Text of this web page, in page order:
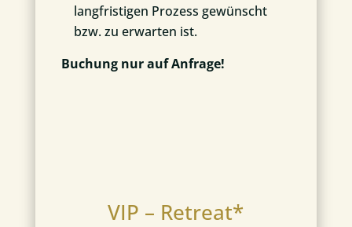
langfristigen Prozess gewünscht
bzw. zu erwarten ist.
Buchung nur auf Anfrage!
VIP – Retreat*